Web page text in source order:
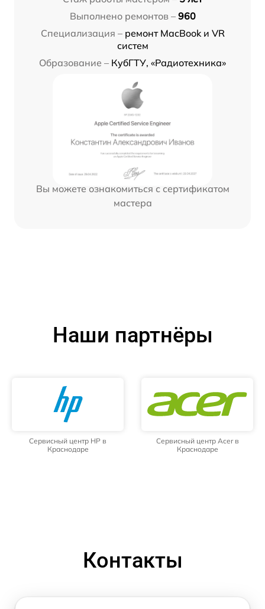
Выполнено ремонтов – 960
Специализация – ремонт MacBook и VR
систем
Образование – КубГТУ, «Радиотехника»
Вы можете ознакомиться с сертификатом
мастера
Наши партнёры
Сервисный центр HP в
Краснодаре
Сервисный центр Acer в
Краснодаре
Контакты